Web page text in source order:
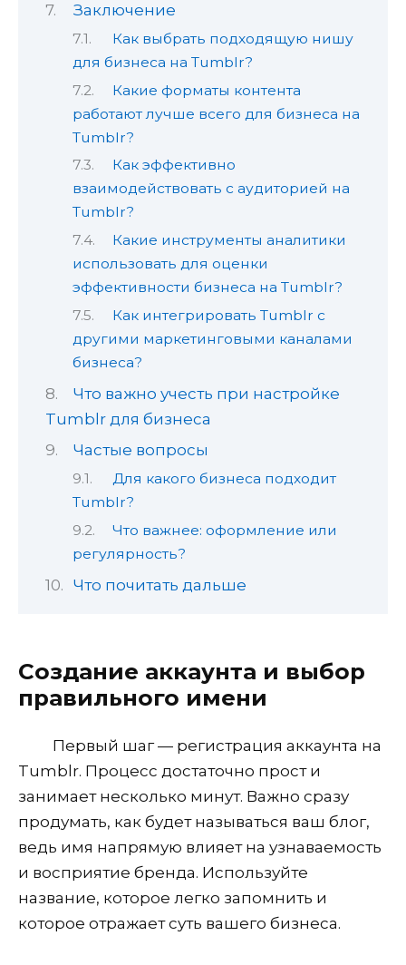
Заключение
Как выбрать подходящую нишу
для бизнеса на Tumblr?
Какие форматы контента
работают лучше всего для бизнеса на
Tumblr?
Как эффективно
взаимодействовать с аудиторией на
Tumblr?
Какие инструменты аналитики
использовать для оценки
эффективности бизнеса на Tumblr?
Как интегрировать Tumblr с
другими маркетинговыми каналами
бизнеса?
Что важно учесть при настройке
Tumblr для бизнеса
Частые вопросы
Для какого бизнеса подходит
Tumblr?
Что важнее: оформление или
регулярность?
Что почитать дальше
Создание аккаунта и выбор
правильного имени
Первый шаг — регистрация аккаунта на
Tumblr. Процесс достаточно прост и
занимает несколько минут. Важно сразу
продумать, как будет называться ваш блог,
ведь имя напрямую влияет на узнаваемость
и восприятие бренда. Используйте
название, которое легко запомнить и
которое отражает суть вашего бизнеса.